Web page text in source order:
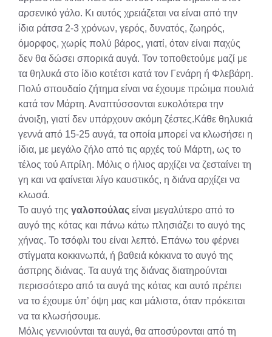
αρσενικό γάλο. Κι αυτός χρειάζεται να είναι από την
ίδια ράτσα 2-3 χρόνων, γερός, δυνατός, ζωηρός,
όμορφος, χωρίς πολύ βάρος, γιατί, όταν είναι παχύς
δεν θα δώσει σπορικά αυγά. Τον τοποθετούμε μαζί με
τα θηλυκά στο ίδιο κοτέτσι κατά τον Γενάρη ή Φλεβάρη.
Πολύ σπουδαίο ζήτημα είναι να έχουμε πρώιμα πουλιά
κατά τον Μάρτη. Αναπτύσσονται ευκολότερα την
άνοιξη, γιατί δεν υπάρχουν ακόμη ζέστες.Κάθε θηλυκιά
γεννά από 15-25 αυγά, τα οποία μπορεί να κλωσήσει η
ίδια, με μεγάλο ζήλο από τις αρχές τού Μάρτη, ως το
τέλος τού Απρίλη. Μόλις ο ήλιος αρχίζει να ζεσταίνει τη
γη και να φαίνεται λίγο καυστικός, η διάνα αρχίζει να
κλωσά.
Το αυγό της γαλοπούλας είναι μεγαλύτερο από το
αυγό της κότας και πάνω κάτω πλησιάζει το αυγό της
χήνας. Το τσόφλι του είναι λεπτό. Επάνω του φέρνει
στίγματα κοκκινωπά, ή βαθειά κόκκινα το αυγό της
άσπρης διάνας. Τα αυγά της διάνας διατηρούνται
περισσότερο από τα αυγά της κότας και αυτό πρέπει
να το έχουμε ύπ’ όψη μας και μάλιστα, όταν πρόκειται
να τα κλωσήσουμε.
Μόλις γεννιούνται τα αυγά, θα αποσύρονται από τη